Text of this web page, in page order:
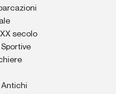
secolo
Antichi